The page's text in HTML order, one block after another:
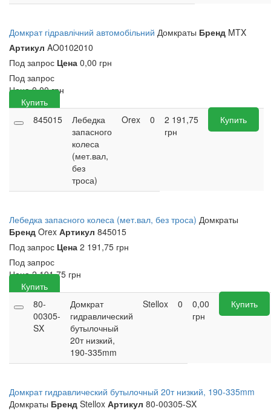
Домкрат гідравлічний автомобільний Домкраты Бренд MTX
Артикул AO0102010
Под запрос Цена 0,00 грн
Под запрос
Цена 0,00грн
Купить
845015
Лебедка
запасного
колеса
(мет.вал,
без
троса)
Orex 0
2 191,75
грн
Купить
Лебедка запасного колеса (мет.вал, без троса) Домкраты
Бренд Orex Артикул 845015
Под запрос Цена 2 191,75 грн
Под запрос
Цена 2 191,75 грн
Купить
80-
00305-
SX
Домкрат
гидравлический
бутылочный
20т низкий,
190-335mm
Stellox 0
0,00
грн
Купить
Домкрат гидравлический бутылочный 20т низкий, 190-335mm
Домкраты Бренд Stellox Артикул 80-00305-SX